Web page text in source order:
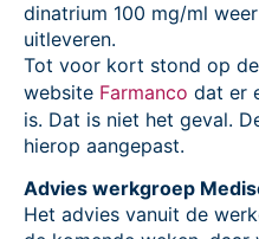
dinatrium 100 mg/ml
uitleveren.
Tot voor kort stond op de
website Farmanco dat er
is. Dat is niet het geval.
hierop aangepast.
Advies werkgroep
Het advies vanuit de